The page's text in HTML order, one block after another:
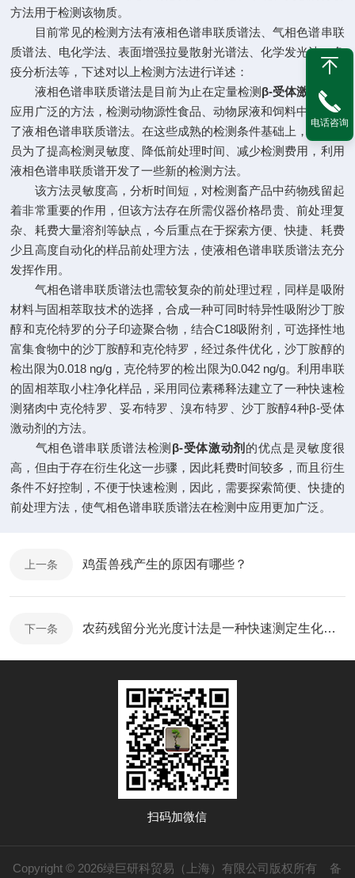
方法用于检测该物质。
目前常见的检测方法有液相色谱串联质谱法、气相色谱串联
质谱法、电化学法、表面增强拉曼散射光谱法、化学发光法、免
疫分析法等，下述对以上检测方法进行详述：
液相色谱串联质谱法是目前为止在定量检测 β-受体激动剂
应用广泛的方法，检测动物源性食品、动物尿液和饲料中都选用
了液相色谱串联质谱法。在这些成熟的检测条件基础上，研究人
员为了提高检测灵敏度、降低前处理时间、减少检测费用，利用
液相色谱串联质谱开发了一些新的检测方法。
该方法灵敏度高，分析时间短，对检测畜产品中药物残留起
着非常重要的作用，但该方法存在所需仪器价格昂贵、前处理复
杂、耗费大量溶剂等缺点，今后重点在于探索方便、快捷、耗费
少且高度自动化的样品前处理方法，使液相色谱串联质谱法充分
发挥作用。
气相色谱串联质谱法也需较复杂的前处理过程，同样是吸附
材料与固相萃取技术的选择，合成一种可同时特异性吸附沙丁胺
醇和克伦特罗的分子印迹聚合物，结合C18吸附剂，可选择性地
富集食物中的沙丁胺醇和克伦特罗，经过条件优化，沙丁胺醇的
检出限为0.018 ng/g，克伦特罗的检出限为0.042 ng/g。利用串联
的固相萃取小柱净化样品，采用同位素稀释法建立了一种快速检
测猪肉中克伦特罗、妥布特罗、溴布特罗、沙丁胺醇4种β-受体
激动剂的方法。
气相色谱串联质谱法检测 β-受体激动剂 的优点是灵敏度很
高，但由于存在衍生化这一步骤，因此耗费时间较多，而且衍生
条件不好控制，不便于快速检测，因此，需要探索简便、快捷的
前处理方法，使气相色谱串联质谱法在检测中应用更加广泛。
上一条 鸡蛋兽残产生的原因有哪些？
下一条 农药残留分光光度计法是一种快速测定生化检测的方法
扫码加微信
Copyright © 2026绿巨研科贸易（上海）有限公司版权所有 备
电话咨询